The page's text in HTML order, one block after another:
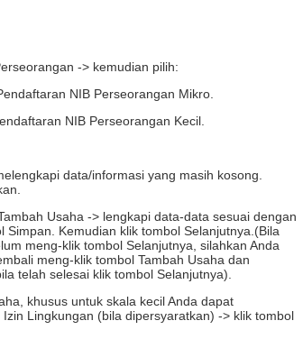
-> kemudian pilih:
NIB Perseorangan Mikro.
NIB Perseorangan Kecil.
data/informasi yang masih kosong.
Usaha -> lengkapi data-data sesuai dengan
Kemudian klik tombol Selanjutnya.(Bila
meng-klik tombol Selanjutnya, silahkan Anda
meng-klik tombol Tambah Usaha dan
telah selesai klik tombol Selanjutnya).
khusus untuk skala kecil Anda dapat
Lingkungan (bila dipersyaratkan) -> klik tombol